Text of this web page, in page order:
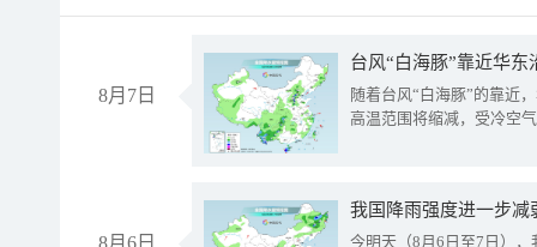
8月7日
台风“白海豚”靠近华
随着台风“白海豚”的靠近
高温范围将缩减，受冷空
8月6日
今明天（8月6日至7日）